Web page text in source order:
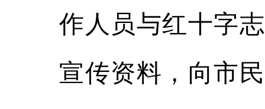
作人员与红十字
宣传资料，向市